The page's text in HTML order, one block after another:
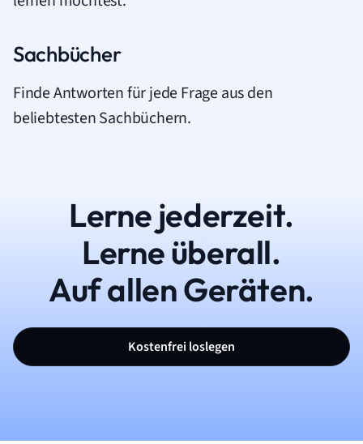
Sachbücher
Finde Antworten für jede Frage aus den
beliebtesten Sachbüchern.
Lerne jederzeit.
Lerne überall.
Auf allen Geräten.
Kostenfrei loslegen